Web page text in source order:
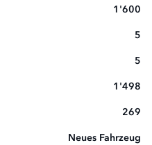
1'600
5
5
1'498
269
Neues Fahrzeug